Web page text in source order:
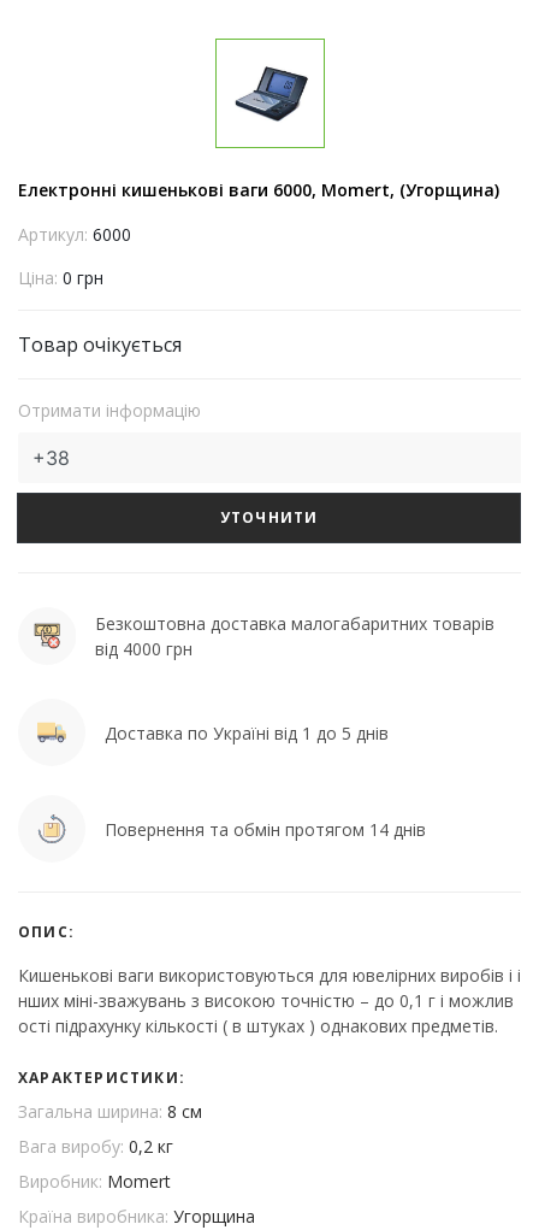
Електронні кишенькові ваги 6000, Momert, (Угорщина)
Артикул: 6000
Ціна: 0 грн
Товар очікується
Отримати інформацію
УТОЧНИТИ
Безкоштовна доставка малогабаритних товарів
від 4000 грн
Доставка по Україні від 1 до 5 днів
Повернення та обмін протягом 14 днів
ОПИС:
Кишенькові ваги використовуються для ювелірних виробів і і
нших міні-зважувань з високою точністю – до 0,1 г і можлив
ості підрахунку кількості ( в штуках ) однакових предметів.
ХАРАКТЕРИСТИКИ:
Загальна ширина: 8 см
Вага виробу: 0,2 кг
Виробник: Momert
Країна виробника: Угорщина